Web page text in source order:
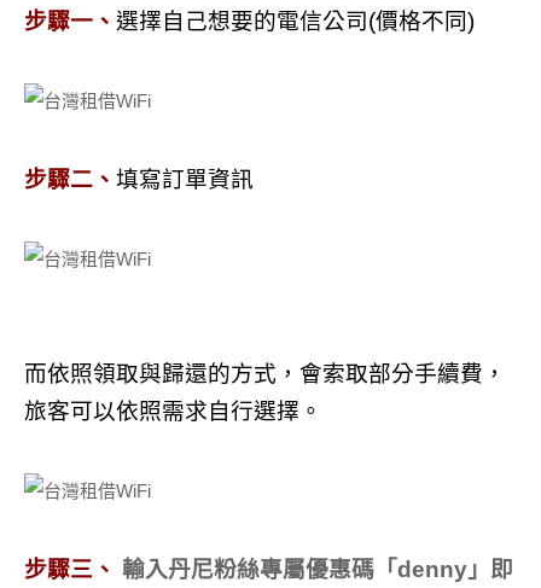
步驟一、 選擇自己想要的電信公司(價格不同)
步驟二、 填寫訂單資訊
而依照領取與歸還的方式，會索取部分手續費，
旅客可以依照需求自行選擇。
步驟三、 輸入丹尼粉絲專屬優惠碼「denny」即